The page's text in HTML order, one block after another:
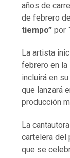
años de
de febrero
tiempo” por
La artista
febrero en la
incluirá en
que lanzará
producción
La
cartelera del
que se